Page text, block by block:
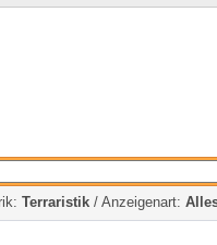
Terraristik / Anzeigenart: